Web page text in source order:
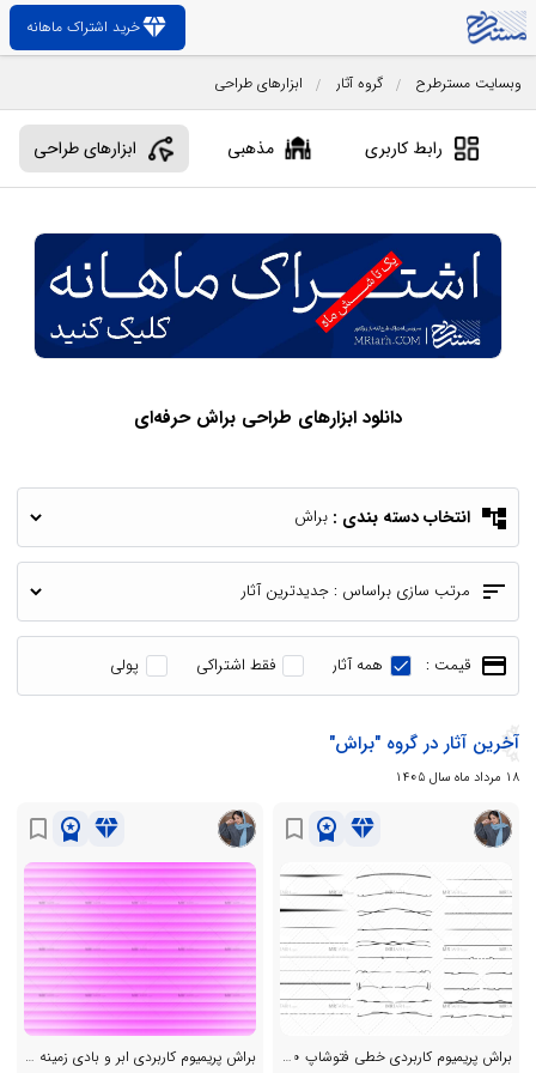
diamondخرید اشتراک ماهانه
رابط کاربری مذهبی ابزارهای طراحی
دانلود ابزارهای طراحی براش حرفه‌ای
وبسایت مسترطرح گروه آثار ابزارهای طراحی
account_tree انتخاب دسته بندی :
sort مرتب سازی براساس :
payment قیمت : همه آثار فقط اشتراکی پولی
آخرین آثار در گروه "براش"
18 مرداد ماه سال 1405
diamond
workspace_premium
bookmark_border
براش پریمیوم کاربردی خطی فتوشاپ 30 عدی
diamond
workspace_premium
bookmark_border
براش پریمیوم کاربردی ابر و بادی زمینه فتوشاپ 30 عددی